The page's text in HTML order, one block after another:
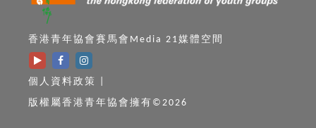
香港青年協會賽馬會Media 21媒體空間
個人資料政策
版權屬香港青年協會擁有©2026